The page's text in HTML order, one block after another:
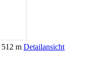
512 m Detailansicht